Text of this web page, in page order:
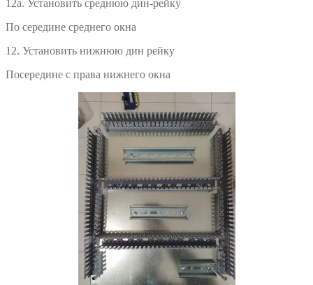
12а. Установить среднюю дин-рейку
По середине среднего окна
12. Установить нижнюю дин рейку
Посередине с права нижнего окна